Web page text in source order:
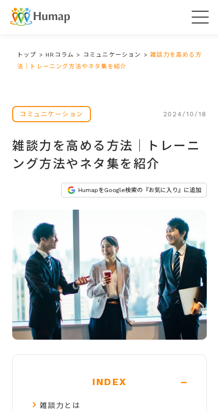
トップ > HRコラム > コミュニケーション >雑談力を高める方
法｜トレーニング方法やネタ集を紹介
コミュニケーション 2024/10/18
雑談力を高める方法｜トレーニ
ング方法やネタ集を紹介
HumapをGoogle検索の『お気に入り』に追加
INDEX -
雑談力とは